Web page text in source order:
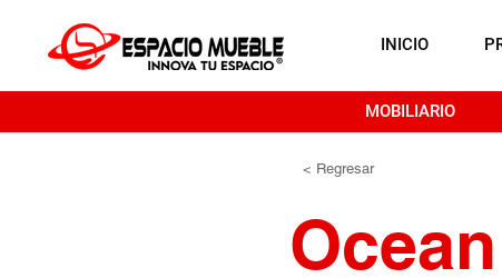
INICIO
MOBILIARIO
< Regresar
Ocean